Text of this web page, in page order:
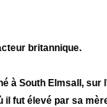
britannique.
à South Elmsall,
fut élevé par sa